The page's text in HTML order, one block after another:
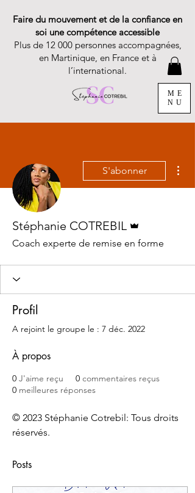
Faire du mouvement et de la confiance en
soi une compétence accessible
Plus de 12 000 personnes accompagnées,
en Martinique, en France et à
l’international.
ME
NU
S'abonner
Stéphanie COTREBIL
Coach experte de remise en forme
Profil
A rejoint le groupe le : 7 déc. 2022
À propos
0 J'aime reçu 0 commentaires reçus
0 meilleures réponses
© 2023 Stéphanie Cotrebil: Tous droits
réservés.
Posts